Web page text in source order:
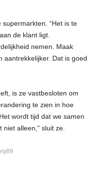
“Het is te
de klant ligt.
nemen. Maak
aantrekkelijker. Dat is goed
is ze vastbesloten om
te zien in hoe
wordt tijd dat we samen
alleen,” sluit ze.